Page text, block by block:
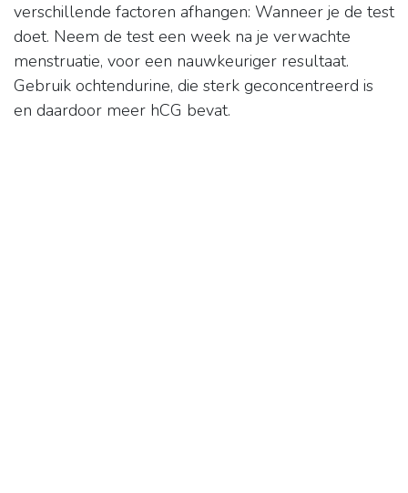
verschillende factoren afhangen: Wanneer je de test
doet. Neem de test een week na je verwachte
menstruatie, voor een nauwkeuriger resultaat.
Gebruik ochtendurine, die sterk geconcentreerd is
en daardoor meer hCG bevat.